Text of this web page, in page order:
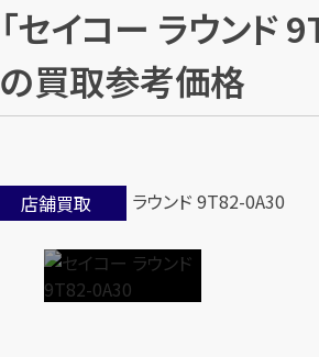
「セイコー ラウンド
の買取参考価格
店舗買取